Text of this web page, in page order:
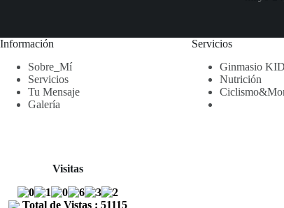
Información
Sobre_Mí
Servicios
Tu Mensaje
Galería
Visitas
Total de Vistas : 51115
Servicios
Ginmasio
Nutrición